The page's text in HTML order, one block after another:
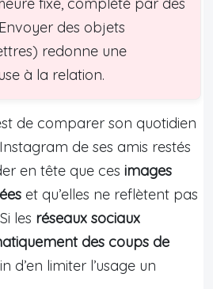
des objets
redonne une
à la relation.
de comparer son quotidien
de ses amis restés
en tête que ces images
et qu’elles ne reflètent pas
les réseaux sociaux
des coups de
d’en limiter l’usage un